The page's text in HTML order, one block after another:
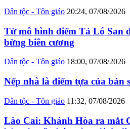
Dân tộc - Tôn giáo 20:24, 07/08/2026
Từ mô hình điểm Tả Ló San
bừng biên cương
Dân tộc - Tôn giáo 18:00, 07/08/2026
Nếp nhà là điểm tựa của bản
Dân tộc - Tôn giáo 11:32, 07/08/2026
Lào Cai: Khánh Hòa ra mắt